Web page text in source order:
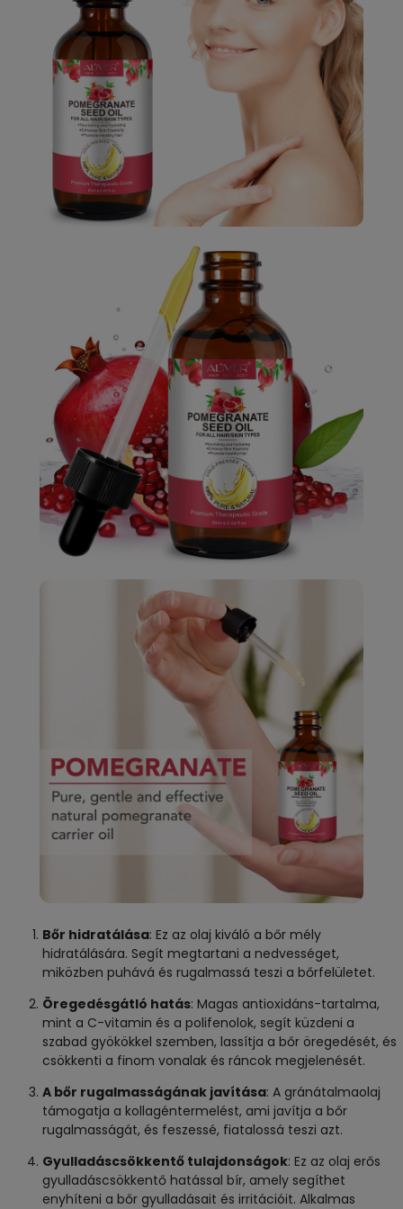
Bőr hidratálása: Ez az olaj kiváló a bőr mély
hidratálására. Segít megtartani a nedvességet,
miközben puhává és rugalmassá teszi a bőrfelületet.
Öregedésgátló hatás: Magas antioxidáns-tartalma,
mint a C-vitamin és a polifenolok, segít küzdeni a
szabad gyökökkel szemben, lassítja a bőr öregedését, és
csökkenti a finom vonalak és ráncok megjelenését.
A bőr rugalmasságának javítása: A gránátalmaolaj
támogatja a kollagéntermelést, ami javítja a bőr
rugalmasságát, és feszessé, fiatalossá teszi azt.
Gyulladáscsökkentő tulajdonságok: Ez az olaj erős
gyulladáscsökkentő hatással bír, amely segíthet
enyhíteni a bőr gyulladásait és irritációit. Alkalmas